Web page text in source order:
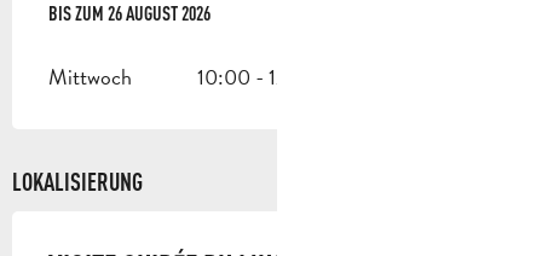
VOM27 MAI 2026BIS ZUM
BIS ZUM 26 AUGUST 2026
Mittwoch 10:00 - 12:00
LOKALISIERUNG